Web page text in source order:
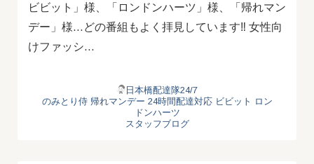
ビビット」様、「ロンドンハーツ」様、「帰れマン
デー」様…どの番組もよく拝見しています‼ 女性向
けファッシ…
日本橋配達隊24/7
のみとり侍 帰れマンデー 24時間配達対応 ビビット ロン
ドンハーツ
スタッフブログ